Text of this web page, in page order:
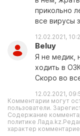
прикольно
все вирусы
12.02.2021,
Beluy
Я не медик,
ходить в
Скоро во
12.02.2021,
Комментарии могут
пользователи.
Содержание
политике
характер